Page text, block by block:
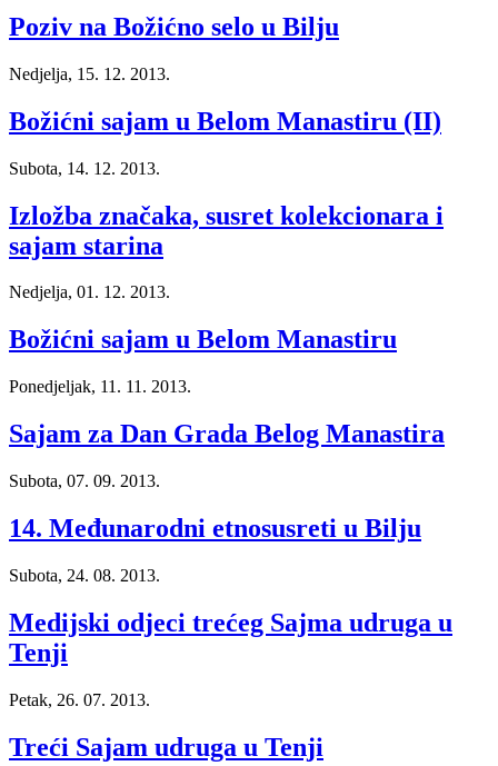
Poziv na Božićno selo u Bilju
Nedjelja, 15. 12. 2013.
Božićni sajam u Belom Manastiru (II)
Subota, 14. 12. 2013.
Izložba značaka, susret kolekcionara i
sajam starina
Nedjelja, 01. 12. 2013.
Božićni sajam u Belom Manastiru
Ponedjeljak, 11. 11. 2013.
Sajam za Dan Grada Belog Manastira
Subota, 07. 09. 2013.
14. Međunarodni etnosusreti u Bilju
Subota, 24. 08. 2013.
Medijski odjeci trećeg Sajma udruga u
Tenji
Petak, 26. 07. 2013.
Treći Sajam udruga u Tenji